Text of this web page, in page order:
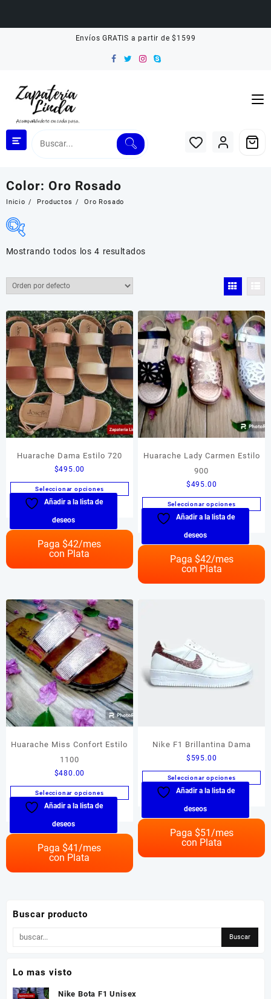
Envíos GRATIS a partir de $1599
Color: Oro Rosado
Inicio Productos Oro Rosado
$595
480 509 538 595
Color del producto
Color del producto
Tamaño del producto
Mostrando todos los 4 resultados
Huarache Dama Estilo 720
$495.00
Seleccionar opciones
Este
tiene
múltiples
variantes.
Las
pueden
elegir
en
la
página
de
producto
Añadir a la lista de
deseos
Paga $42/mes
con Plata
Huarache Lady Carmen Estilo
900
$495.00
Seleccionar opciones
Este
tiene
múltiples
variantes.
Las
la
página
de
Añadir a la lista de
deseos
Paga $42/mes
con Plata
Huarache Miss Confort Estilo
1100
$480.00
Seleccionar opciones
Este
tiene
múltiples
variantes.
de
Añadir a la lista de
deseos
Paga $41 /mes
con Plata
Nike F1 Brillantina Dama
$ 595.00
Seleccionar opciones
Este
tiene
múltiples
variantes.
Añadir a la lista de
deseos
Paga $51 /mes
con Plata
Buscar producto
Lo mas visto
Nike Bota F1 Unisex